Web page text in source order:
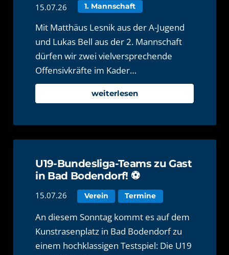
15.07.26 1. Mannschaft
Mit Matthäus Lesnik aus der A-Jugend
und Lukas Bell aus der 2. Mannschaft
dürfen wir zwei vielversprechende
Offensivkräfte im Kader…
weiterlesen
U19-Bundesliga-Teams zu Gast
in Bad Bodendorf! ⚽️
15.07.26 Verein Termine
An diesem Sonntag kommt es auf dem
Kunstrasenplatz in Bad Bodendorf zu
einem hochklassigen Testspiel: Die U19